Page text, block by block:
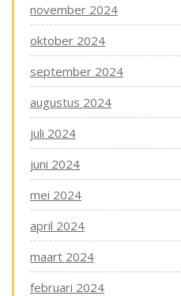
november 2024
oktober 2024
september 2024
augustus 2024
juli 2024
juni 2024
mei 2024
april 2024
maart 2024
februari 2024